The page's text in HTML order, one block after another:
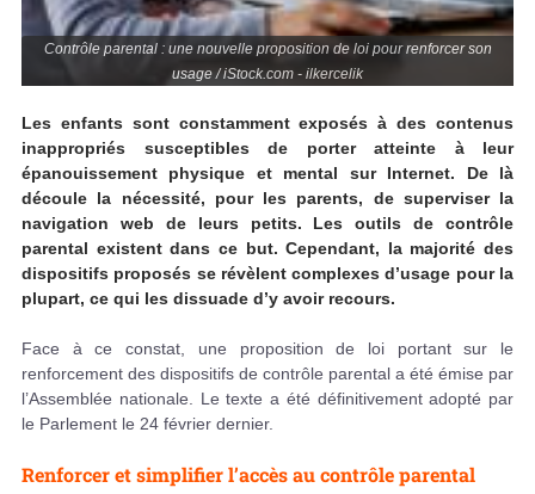
Contrôle parental : une nouvelle proposition de loi pour renforcer son
usage / iStock.com - ilkercelik
Les enfants sont constamment exposés à des contenus
inappropriés susceptibles de porter atteinte à leur
épanouissement physique et mental sur Internet. De là
découle la nécessité, pour les parents, de superviser la
navigation web de leurs petits. Les outils de contrôle
parental existent dans ce but. Cependant, la majorité des
dispositifs proposés se révèlent complexes d’usage pour la
plupart, ce qui les dissuade d’y avoir recours.
Face à ce constat, une proposition de loi portant sur le
renforcement des dispositifs de contrôle parental a été émise par
l’Assemblée nationale. Le texte a été définitivement adopté par
le Parlement le 24 février dernier.
Renforcer et simplifier l’accès au contrôle parental